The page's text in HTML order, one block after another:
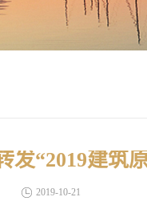
发“2019建筑
2019-10-21